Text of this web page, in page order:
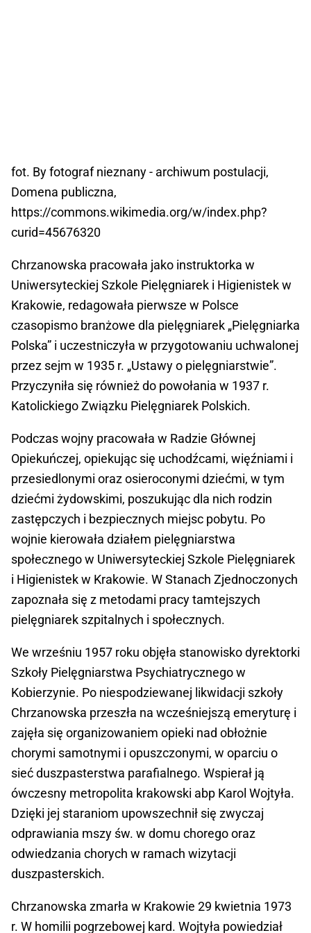
fot. By fotograf nieznany - archiwum postulacji,
Domena publiczna,
https://commons.wikimedia.org/w/index.php?
curid=45676320
Chrzanowska pracowała jako instruktorka w
Uniwersyteckiej Szkole Pielęgniarek i Higienistek w
Krakowie, redagowała pierwsze w Polsce
czasopismo branżowe dla pielęgniarek „Pielęgniarka
Polska” i uczestniczyła w przygotowaniu uchwalonej
przez sejm w 1935 r. „Ustawy o pielęgniarstwie”.
Przyczyniła się również do powołania w 1937 r.
Katolickiego Związku Pielęgniarek Polskich.
Podczas wojny pracowała w Radzie Głównej
Opiekuńczej, opiekując się uchodźcami, więźniami i
przesiedlonymi oraz osieroconymi dziećmi, w tym
dziećmi żydowskimi, poszukując dla nich rodzin
zastępczych i bezpiecznych miejsc pobytu. Po
wojnie kierowała działem pielęgniarstwa
społecznego w Uniwersyteckiej Szkole Pielęgniarek
i Higienistek w Krakowie. W Stanach Zjednoczonych
zapoznała się z metodami pracy tamtejszych
pielęgniarek szpitalnych i społecznych.
We wrześniu 1957 roku objęła stanowisko dyrektorki
Szkoły Pielęgniarstwa Psychiatrycznego w
Kobierzynie. Po niespodziewanej likwidacji szkoły
Chrzanowska przeszła na wcześniejszą emeryturę i
zajęła się organizowaniem opieki nad obłożnie
chorymi samotnymi i opuszczonymi, w oparciu o
sieć duszpasterstwa parafialnego. Wspierał ją
ówczesny metropolita krakowski abp Karol Wojtyła.
Dzięki jej staraniom upowszechnił się zwyczaj
odprawiania mszy św. w domu chorego oraz
odwiedzania chorych w ramach wizytacji
duszpasterskich.
Chrzanowska zmarła w Krakowie 29 kwietnia 1973
r. W homilii pogrzebowej kard. Wojtyła powiedział